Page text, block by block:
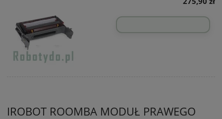
IROBOT ROOMBA MODUŁ PRAWEGO